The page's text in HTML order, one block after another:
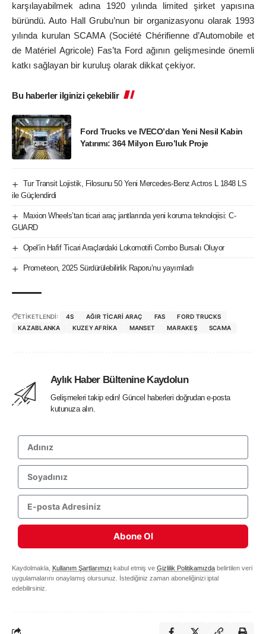
karşılayabilmek adına 1920 yılında limited şirket yapısına
büründü. Auto Hall Grubu’nun bir organizasyonu olarak 1993
yılında kurulan SCAMA (Société Chérifienne d’Automobile et
de Matériel Agricole) Fas’ta Ford ağının gelişmesinde önemli
katkı sağlayan bir kuruluş olarak dikkat çekiyor.
Bu haberler ilginizi çekebilir
Ford Trucks ve IVECO’dan Yeni Nesil Kabin
Yatırımı: 364 Milyon Euro’luk Proje
Tur Transit Lojistik, Filosunu 50 Yeni Mercedes-Benz Actros L 1848 LS
ile Güçlendirdi
Maxion Wheels’tan ticari araç jantlarında yeni koruma teknolojisi: C-
GUARD
Opel’in Hafif Ticari Araçlardaki Lokomotifi Combo Bursalı Oluyor
Prometeon, 2025 Sürdürülebilirlik Raporu’nu yayımladı
ETİKETLENDİ: 4S AĞIR TICARI ARAÇ FAS
FORD TRUCKS
KAZABLANKA
KUZEY AFRIKA MANSET MARAKEŞ SCAMA
Aylık Haber Bültenine Kaydolun
Gelişmeleri takip edin! Güncel haberleri doğrudan e-posta
kutunuza alın.
Abone Ol
Kaydolmakla, Kullanım Şartlarımızı kabul etmiş ve Gizlilik Politikamızda belirtilen veri
uygulamalarını onaylamış olursunuz. İstediğiniz zaman aboneliğinizi iptal
edebilirsiniz.